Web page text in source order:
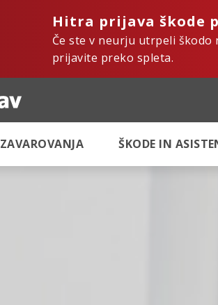
Hitra prijava škode
Če ste v neurju utrpeli
prijavite preko spleta.
ZAVAROVANJA ŠKODE IN